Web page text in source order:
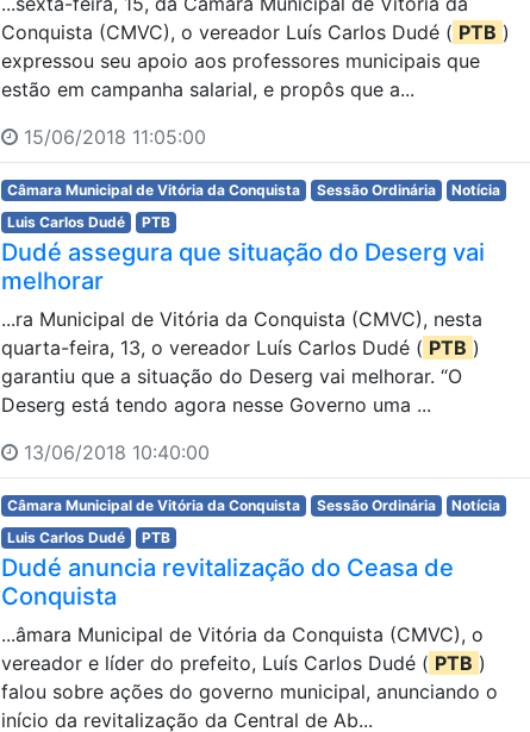
Conquista (CMVC), o vereador Luís Carlos Dudé ( PTB )
expressou seu apoio aos professores municipais que
estão em campanha salarial, e propôs que a...
15/06/2018 11:05:00
Câmara Municipal de Vitória da Conquista Sessão Ordinária
Notícia
Luis Carlos Dudé
PTB
Dudé assegura que situação do Deserg vai
melhorar
...ra Municipal de Vitória da Conquista (CMVC), nesta
quarta-feira, 13, o vereador Luís Carlos Dudé ( PTB )
garantiu que a situação do Deserg vai melhorar. “O
Deserg está tendo agora nesse Governo uma ...
13/06/2018 10:40:00
Câmara Municipal de Vitória da Conquista Sessão Ordinária
Notícia
Luis Carlos Dudé
PTB
Dudé anuncia revitalização do Ceasa de
Conquista
...âmara Municipal de Vitória da Conquista (CMVC), o
vereador e líder do prefeito, Luís Carlos Dudé ( PTB )
falou sobre ações do governo municipal, anunciando o
início da revitalização da Central de Ab...